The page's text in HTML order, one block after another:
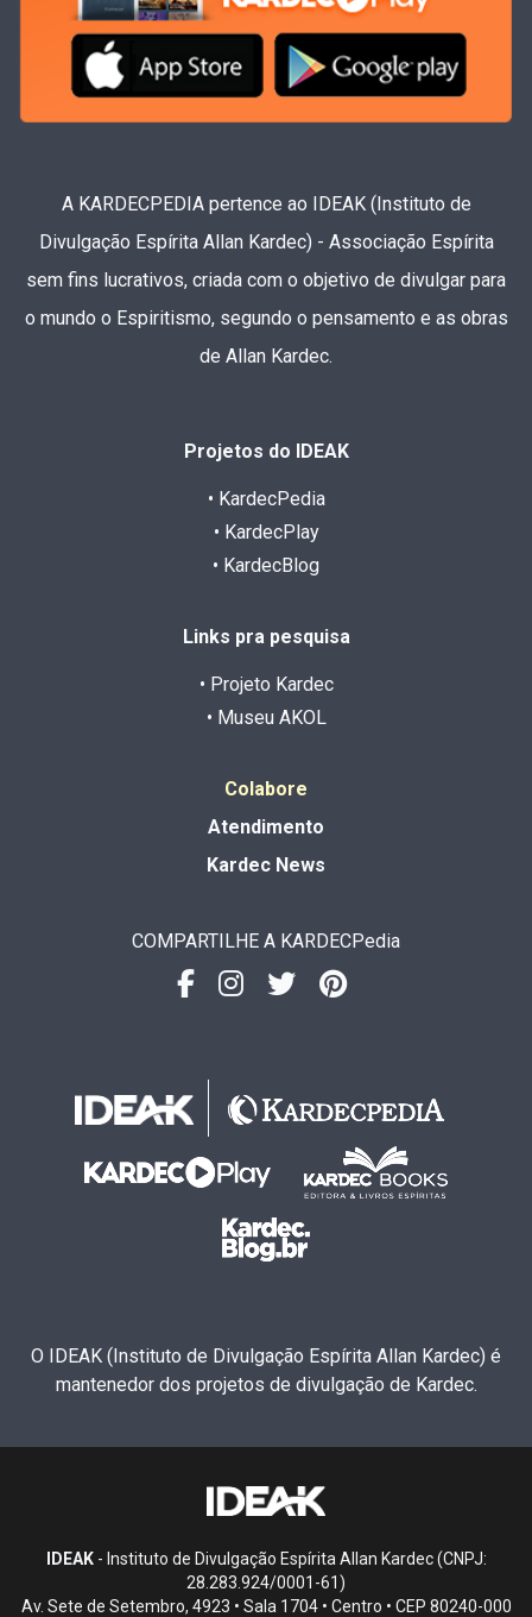
A KARDECPEDIA pertence ao IDEAK (Instituto de
Divulgação Espírita Allan Kardec) - Associação Espírita
sem fins lucrativos, criada com o objetivo de divulgar para
o mundo o Espiritismo, segundo o pensamento e as obras
de Allan Kardec.
Projetos do IDEAK
• KardecPedia
• KardecPlay
• KardecBlog
Links pra pesquisa
• Projeto Kardec
• Museu AKOL
Colabore
Atendimento
Kardec News
COMPARTILHE A KARDECPedia
O IDEAK (Instituto de Divulgação Espírita Allan Kardec) é
mantenedor dos projetos de divulgação de Kardec.
IDEAK- Instituto de Divulgação Espírita Allan Kardec (CNPJ:
28.283.924/0001-61)
Av. Sete de Setembro, 4923 • Sala 1704 • Centro • CEP 80240-000